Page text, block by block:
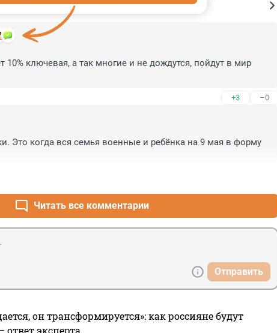
10% ключевая, а так многие и не дождутся, пойдут в мир
+3 –0
Это когда вся семья военные и ребёнка на 9 мая в форму
Читать все комментарии
Отправить
он трансформируется»: как россияне будут
ответ эксперта